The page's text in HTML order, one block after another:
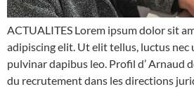
ACTUALITES Lorem ipsum dolor sit
adipiscing elit. Ut elit tellus, luctus
pulvinar dapibus leo. Profil d’ Arnaud
du recrutement dans les directions